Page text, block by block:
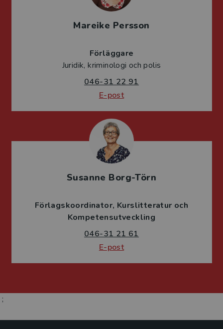
Mareike Persson
Förläggare
Juridik, kriminologi och polis
046-31 22 91
E-post
Susanne Borg-Törn
Förlagskoordinator Kurslitteratur och
Kompetensutveckling
046-31 21 61
E-post
;